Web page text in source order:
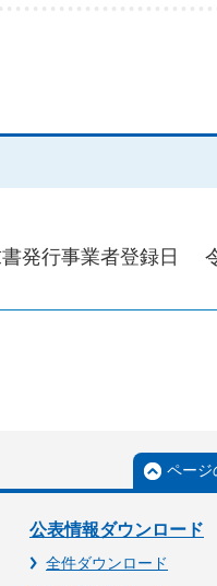
発行事業者登録日
ページ
公表情報ダウンロード
全件ダウンロード